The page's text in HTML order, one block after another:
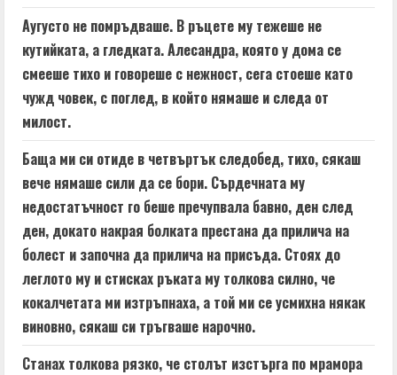
Аугусто не помръдваше. В ръцете му тежеше не
кутийката, а гледката. Алесандра, която у дома се
смееше тихо и говореше с нежност, сега стоеше като
чужд човек, с поглед, в който нямаше и следа от
милост.
Баща ми си отиде в четвъртък следобед, тихо, сякаш
вече нямаше сили да се бори. Сърдечната му
недостатъчност го беше пречупвала бавно, ден след
ден, докато накрая болката престана да прилича на
болест и започна да прилича на присъда. Стоях до
леглото му и стисках ръката му толкова силно, че
кокалчетата ми изтръпнаха, а той ми се усмихна някак
виновно, сякаш си тръгваше нарочно.
Станах толкова рязко, че столът изстърга по мрамора